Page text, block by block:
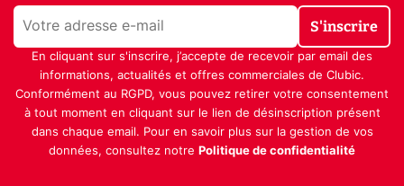
S'inscrire
En cliquant sur s'inscrire, j’accepte de recevoir par email des
informations, actualités et offres commerciales de Clubic.
Conformément au RGPD, vous pouvez retirer votre consentement
à tout moment en cliquant sur le lien de désinscription présent
dans chaque email. Pour en savoir plus sur la gestion de vos
données, consultez notre Politique de confidentialité